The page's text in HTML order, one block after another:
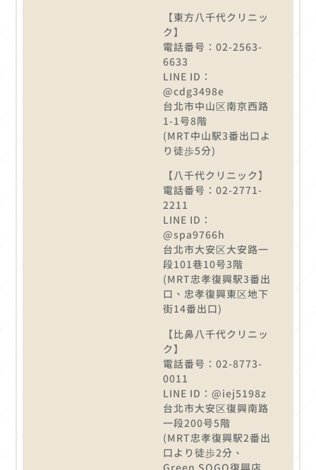
【東方八千代クリニッ
ク】
電話番号：02-2563-
6633
LINE ID：
@cdg3498e
台北市中山区南京西路
1-1号8階
(MRT中山駅3番出口よ
り徒歩5分)
【八千代クリニック】
電話番号：02-2771-
2211
LINE ID：
@spa9766h
台北市大安区大安路一
段101巷10号3階
(MRT忠孝復興駅3番出
口、忠孝復興東区地下
街14番出口)
【比鼻八千代クリニッ
ク】
電話番号：02-8773-
0011
LINE ID：@iej5198z
台北市大安区復興南路
一段200号5階
(MRT忠孝復興駅2番出
口より徒歩2分、
Green SOGO復興店